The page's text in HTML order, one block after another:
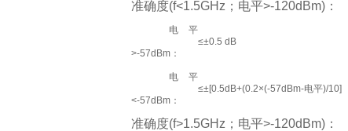
准确度(f<1.5GHz；电平>-120dBm)：
电平
>-57dBm：
≤±0.5 dB
电平
<-57dBm：
≤±[0.5dB+(0.2×(-57dBm-电平)/10]
准确度(f>1.5GHz；电平>-120dBm)：